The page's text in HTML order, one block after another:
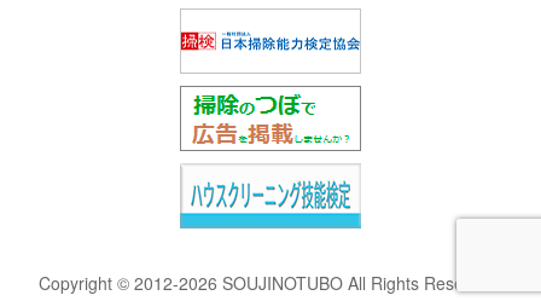
Copyright © 2012-2026 SOUJINOTUBO All Rights Reserved.